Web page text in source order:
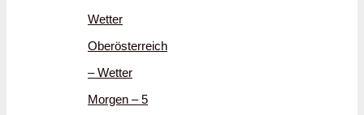
Wetter
Oberösterreich
– Wetter
Morgen – 5